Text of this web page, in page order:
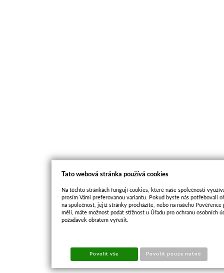
Tato webová stránka používá cookies
Na těchto stránkách fungují cookies, které naše společnosti
prosím Vámi preferovanou variantu. Pokud byste nás potřebovali
na společnost, jejíž stránky procházíte, nebo na našeho
měli, máte možnost podat stížnost u Úřadu pro ochranu osobních
požadavek obratem vyřešit.
Povolit vše Povolit pouze nutné